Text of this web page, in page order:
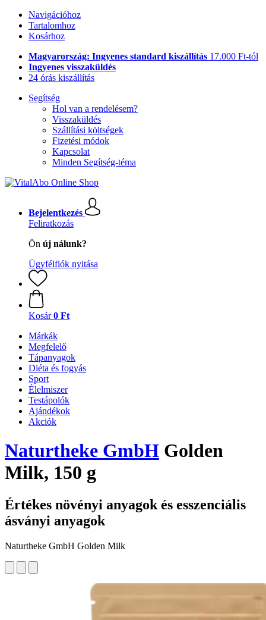
Navigációhoz
Tartalomhoz
Kosárhoz
Magyarország: Ingyenes standard kiszállítás 17.000 Ft-tól
Ingyenes visszaküldés
24 órás kiszállítás
Segítség
Hol van a rendelésem?
Visszaküldés
Szállítási költségek
Fizetési módok
Kapcsolat
Minden Segítség-téma
Bejelentkezés
Feliratkozás
Ön új nálunk?
Ügyfélfiók nyitása
Kosár 0 Ft
Márkák
Megfelelő
Tápanyagok
Diéta és fogyás
Sport
Élelmiszer
Testápolók
Ajándékok
Akciók
Naturtheke GmbH Golden
Milk, 150 g
Értékes növényi anyagok és esszenciális
ásványi anyagok
Naturtheke GmbH Golden Milk